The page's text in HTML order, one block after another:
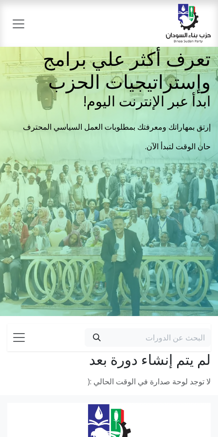
تخطي للذهاب إلى المحتوى
تعرف أكثر علي برامج
وإستراتيجيات الحزب
ابدأ عبر الإنترنت اليوم!
إرتق بمهاراتك ومعرفتك بمطلوبات العمل السياسي المحترف
حان الوقت لتبدأ الآن.
لا توجد لوحة صدارة في الوقت الحالي :(
لم يتم إنشاء دورة بعد